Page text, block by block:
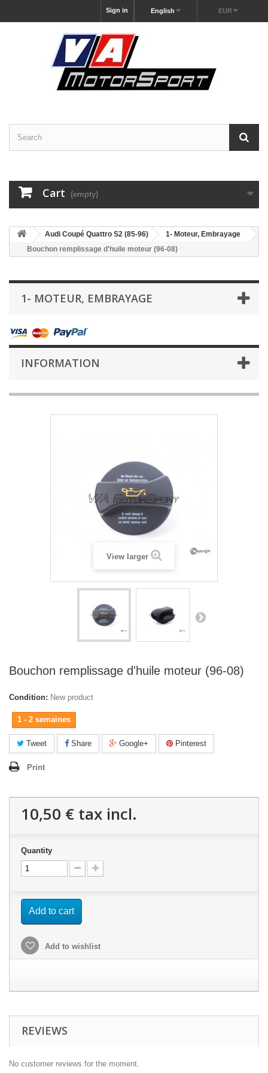
EUR
English
Sign in
Cart (empty)
Audi Coupé Quattro S2 (85-96)
1- Moteur, Embrayage
Bouchon remplissage d'huile moteur (96-08)
1- MOTEUR, EMBRAYAGE
INFORMATION
View larger
Bouchon remplissage d'huile moteur (96-08)
Condition: New product
1 - 2 semaines
Tweet Share Google+ Pinterest
Print
10,50 € tax incl.
Quantity
Add to cart
Add to wishlist
REVIEWS
No customer reviews for the moment.